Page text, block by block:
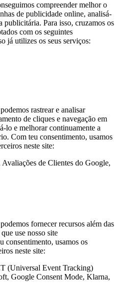
compreender melhor o
de publicidade online, analisá-
publicitária. Para isso, cruzamos os
com os seguintes
já utilizes os seus serviços:
rastrear e analisar
de cliques e navegação em
lo e melhorar continuamente a
Com teu consentimento, usamos
neste site:
de Clientes do Google,
fornecer recursos além das
use nosso site
consentimento, usamos os
neste site:
(Universal Event Tracking)
Google Consent Mode, Klarna,